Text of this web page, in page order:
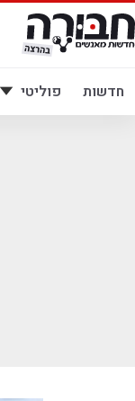
דלג
לתוכן
חדשות פוליטי